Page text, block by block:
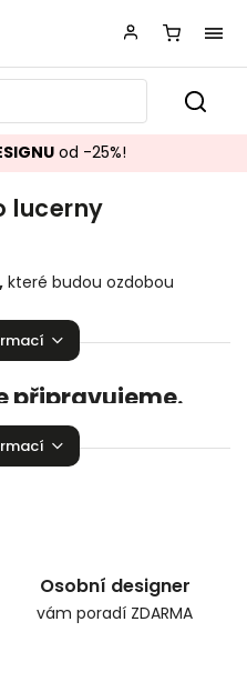
od -25%!
lucerny
, které budou ozdobou
připravujeme.
kategorie.
Osobní designer
vám poradí ZDARMA